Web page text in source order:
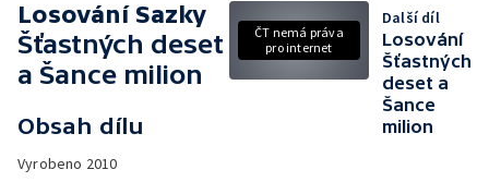
Losování Sazky
Šťastných deset
a Šance milion
Obsah dílu
Vyrobeno 2010
ČT nemá práva
pro internet
Další díl
Losování
Šťastných
deset a
Šance
milion